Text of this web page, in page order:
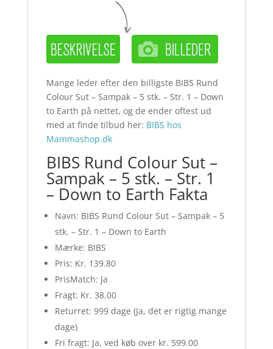
Mange leder efter den billigste BIBS Rund
Colour Sut – Sampak – 5 stk. – Str. 1 – Down
to Earth på nettet, og de ender oftest ud
med at finde tilbud her: BIBS hos
Mammashop.dk
BIBS Rund Colour Sut –
Sampak – 5 stk. – Str. 1
– Down to Earth Fakta
Navn: BIBS Rund Colour Sut – Sampak – 5
stk. – Str. 1 – Down to Earth
Mærke: BIBS
Pris: Kr. 139.80
PrisMatch: Ja
Fragt: Kr. 38.00
Returret: 999 dage (Ja, det er rigtig mange
dage)
Fri fragt: Ja, ved køb over kr. 599.00